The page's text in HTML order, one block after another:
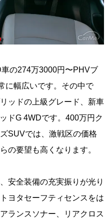
の274万3000円〜PHVブ
に幅広いです。その中で
ッドの上級グレード、新車
ドG 4WDです。400万円ク
SUVでは、激戦区の価格
の要望も高くなります。
安全装備の充実振りが光り
ヨタセーフティセンスをは
ランスソナー、リアクロス